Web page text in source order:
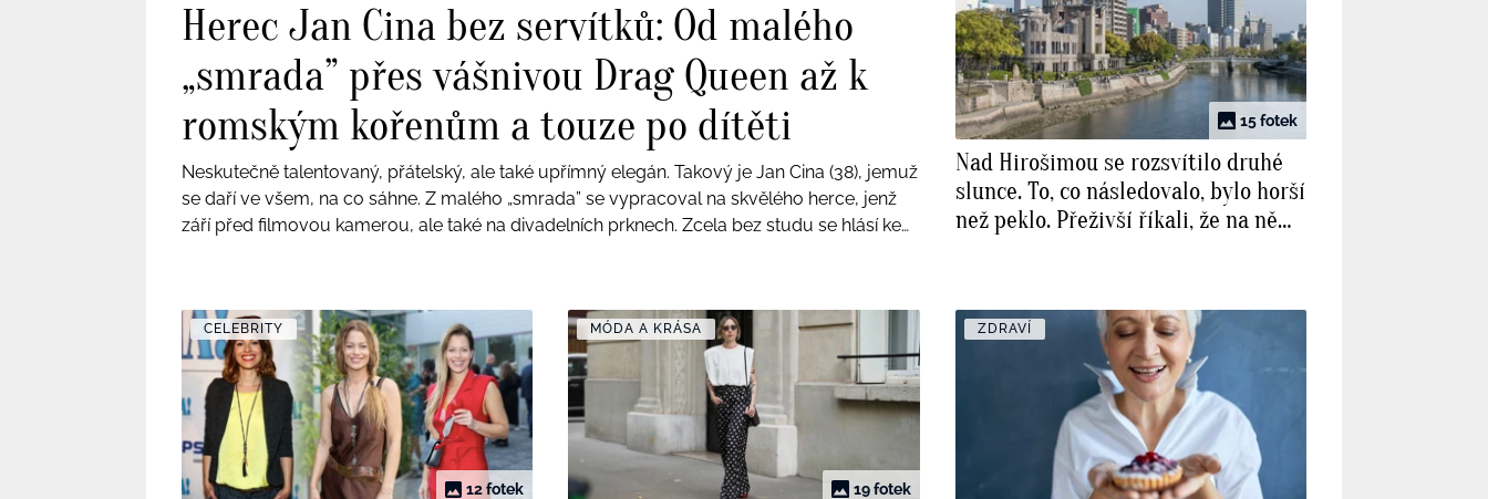
Herec Jan Cina bez servítků: Od malého
„smrada” přes vášnivou Drag Queen až k
romským kořenům a touze po dítěti
Neskutečně talentovaný, přátelský, ale také upřímný elegán. Takový je Jan Cina (38), jemuž
se daří ve všem, na co sáhne. Z malého „smrada” se vypracoval na skvělého herce, jenž
září před filmovou kamerou, ale také na divadelních prknech. Zcela bez studu se hlásí ke
je tak trochu úkazem v našem hereckém rybníčku.
15 fotek
Nad Hirošimou se rozsvítilo druhé
slunce. To, co následovalo, bylo horší
než peklo. Přeživší říkali, že na ně
CELEBRITY
12 fotek
MÓDA A KRÁSA
19 fotek
ZDRAVÍ